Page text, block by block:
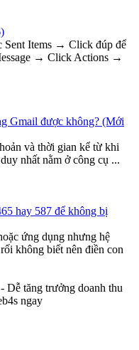
Sent Items → Click đúp để
→ Click Actions →
Gmail được không? (Mới
và thời gian kể từ khi
nhất nằm ở công cụ ...
hay 587 để không bị
ứng dụng nhưng hệ
không biết nên điền con
Dễ tăng trưởng doanh thu
ngay